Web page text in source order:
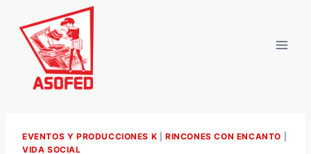
contenido
EVENTOS Y PRODUCCIONES K |RINCONES CON ENCANTO
VIDA SOCIAL